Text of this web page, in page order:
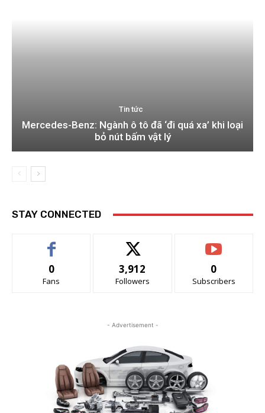
Tin tức
Mercedes-Benz: Ngành ô tô đã ‘đi quá xa’ khi loại
bỏ nút bấm vật lý
STAY CONNECTED
0
Fans
3,912
Followers
0
Subscribers
- Advertisement -